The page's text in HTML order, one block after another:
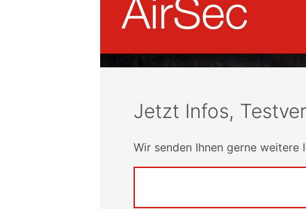
Jetzt Infos,
Wir senden Ihnen gerne